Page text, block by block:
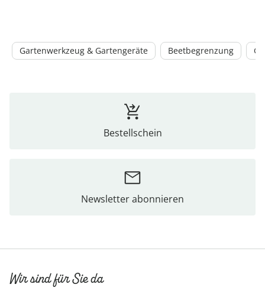
Gartenwerkzeug & Gartengeräte Beetbegrenzung
Bestellschein
Newsletter abonnieren
Wir sind für Sie da